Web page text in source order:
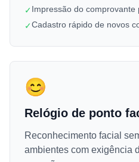
✓Impressão do
✓Cadastro rápido de novos
😊
Relógio de ponto
Reconhecimento facial
ambientes com exigência